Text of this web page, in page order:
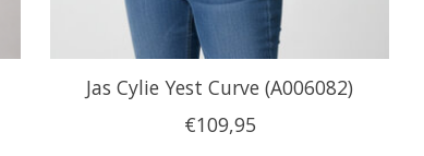
Jas Cylie Yest Curve (A006082)
€109,95